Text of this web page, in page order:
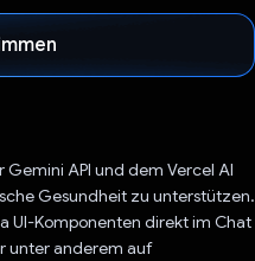
API und dem Vercel AI
Gesundheit zu unterstützen.
UI-Komponenten direkt im Chat
unter anderem auf